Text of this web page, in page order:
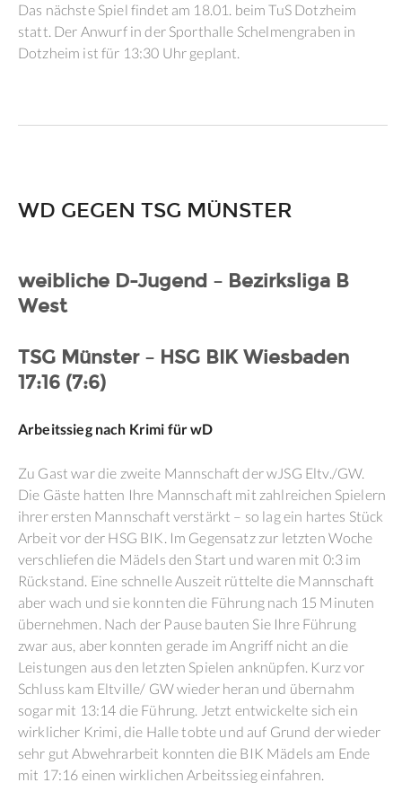
Das nächste Spiel findet am 18.01. beim TuS Dotzheim
statt. Der Anwurf in der Sporthalle Schelmengraben in
Dotzheim ist für 13:30 Uhr geplant.
WD GEGEN TSG MÜNSTER
weibliche D-Jugend – Bezirksliga B
West
TSG Münster – HSG BIK Wiesbaden
17:16 (7:6)
Arbeitssieg nach Krimi für wD
Zu Gast war die zweite Mannschaft der wJSG Eltv./GW.
Die Gäste hatten Ihre Mannschaft mit zahlreichen Spielern
ihrer ersten Mannschaft verstärkt – so lag ein hartes Stück
Arbeit vor der HSG BIK. Im Gegensatz zur letzten Woche
verschliefen die Mädels den Start und waren mit 0:3 im
Rückstand. Eine schnelle Auszeit rüttelte die Mannschaft
aber wach und sie konnten die Führung nach 15 Minuten
übernehmen. Nach der Pause bauten Sie Ihre Führung
zwar aus, aber konnten gerade im Angriff nicht an die
Leistungen aus den letzten Spielen anknüpfen. Kurz vor
Schluss kam Eltville/ GW wieder heran und übernahm
sogar mit 13:14 die Führung. Jetzt entwickelte sich ein
wirklicher Krimi, die Halle tobte und auf Grund der wieder
sehr gut Abwehrarbeit konnten die BIK Mädels am Ende
mit 17:16 einen wirklichen Arbeitssieg einfahren.